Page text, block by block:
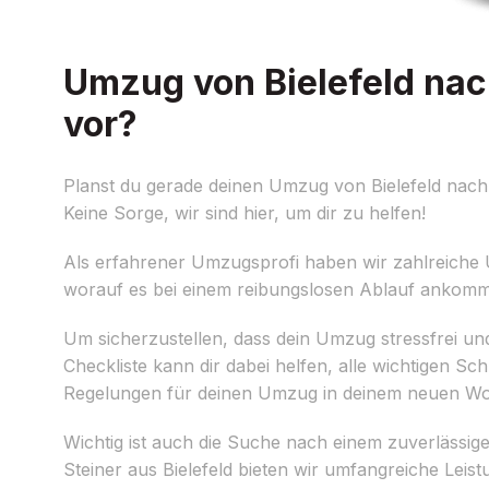
Umzug von Bielefeld
vor?
Planst du gerade deinen Umzug von Bielefeld
Keine Sorge, wir sind hier, um dir zu helfen!
Als erfahrener Umzugsprofi haben wir
worauf es bei einem reibungslosen Ablauf
Um sicherzustellen, dass dein Umzug stressfrei
Checkliste kann dir dabei helfen, alle wichtigen
Regelungen für deinen Umzug in deinem neuen
Wichtig ist auch die Suche nach einem
Steiner aus Bielefeld bieten wir umfangreiche